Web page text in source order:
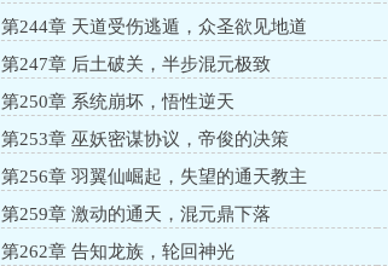
第244章 天道受伤逃遁，众圣欲见地道
第247章 后土破关，半步混元极致
第250章 系统崩坏，悟性逆天
第253章 巫妖密谋协议，帝俊的决策
第256章 羽翼仙崛起，失望的通天教主
第259章 激动的通天，混元鼎下落
第262章 告知龙族，轮回神光